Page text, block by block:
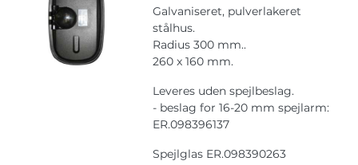
Galvaniseret, pulverlakeret
stålhus.
Radius 300 mm..
260 x 160 mm.
Leveres uden spejlbeslag.
- beslag for 16-20 mm spejlarm:
ER.098396137
Spejlglas ER.098390263